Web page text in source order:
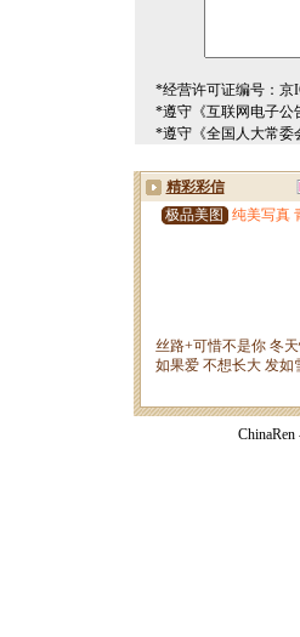
*经营许可证编号：京
*遵守《互联网电子公
*遵守《全国人大常委
ChinaRen